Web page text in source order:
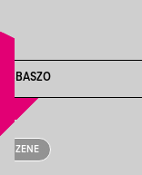
BBBASZO
ZENE